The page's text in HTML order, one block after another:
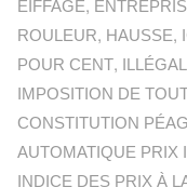
EIFFAGE,
ROULEUR, HAUSSE,
POUR CENT,
IMPOSITION DE
CONSTITUTION
AUTOMATIQUE PRIX